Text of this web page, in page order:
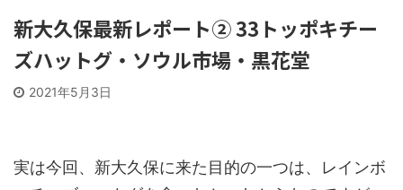
新大久保最新レポート② 33トッポキチー
ズハットグ・ソウル市場・黒花堂
2021年5月3日
実は今回、新大久保に来た目的の一つは、レインボ